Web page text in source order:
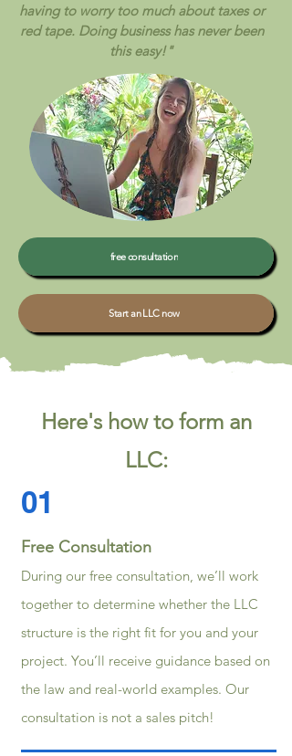
having to worry too much about taxes or
red tape. Doing business has never been
this easy!"
free consultation
Start an LLC now
Here's how to form an
LLC:
01
Free Consultation
During our free consultation, we’ll work
together to determine whether the LLC
structure is the right fit for you and your
project. You’ll receive guidance based on
the law and real-world examples. Our
consultation is not a sales pitch!